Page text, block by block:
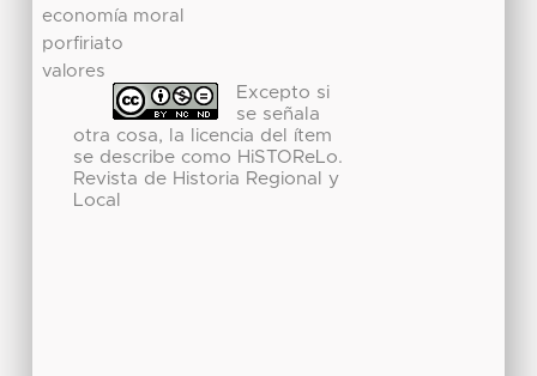
economía moral
porfiriato
valores
Excepto si
se señala
otra cosa, la licencia del ítem
se describe como HiSTOReLo.
Revista de Historia Regional y
Local